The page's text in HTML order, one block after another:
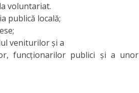
voluntariat.
publică locală;
veniturilor şi a
funcţionarilor publici şi a unor